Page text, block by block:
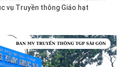
vụ Truyền thông Giáo hạt